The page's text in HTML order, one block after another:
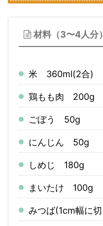
材料（3〜4人分）
米 360ml(2合)
鶏もも肉 200g
ごぼう 50g
にんじん 50g
しめじ 180g
まいたけ 100g
みつば(1cm幅に